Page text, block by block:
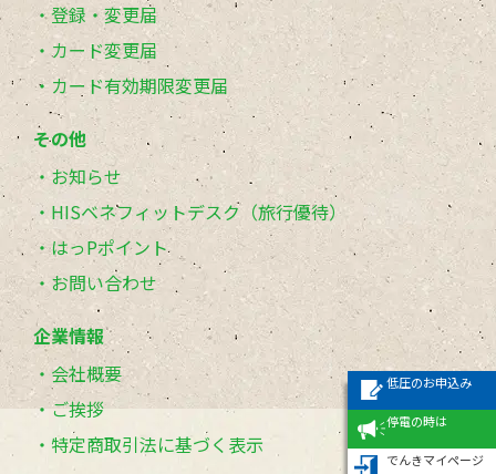
登録・変更届
カード変更届
カード有効期限変更届
その他
お知らせ
HISベネフィットデスク（旅行優待）
はっPポイント
お問い合わせ
企業情報
会社概要
ご挨拶
特定商取引法に基づく表示
低圧のお申込み
停電の時は
でんきマイページ